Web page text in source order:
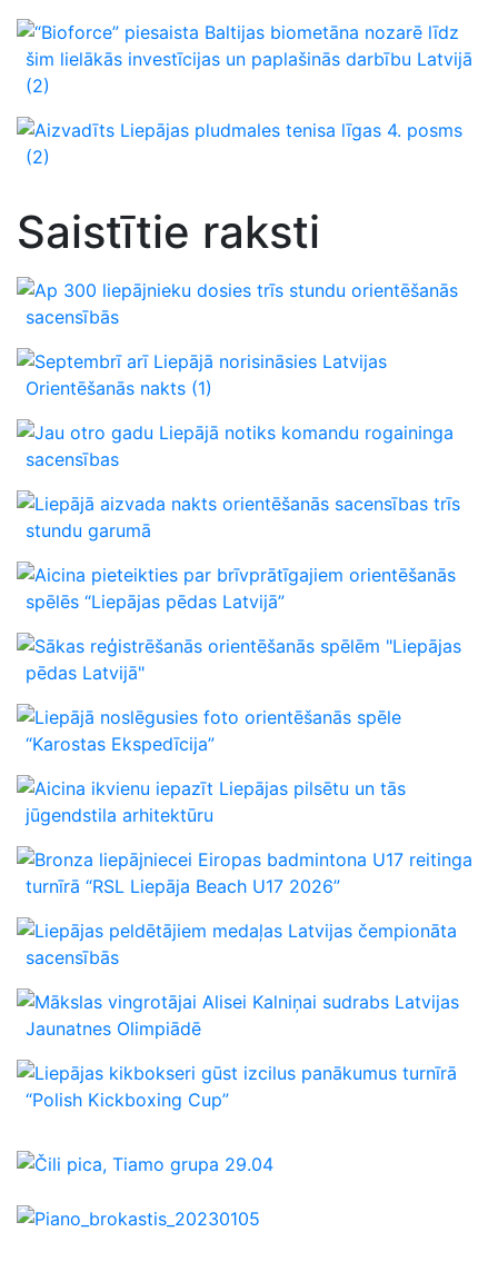
“Bioforce” piesaista Baltijas biometāna nozarē līdz
šim lielākās investīcijas un paplašinās darbību Latvijā
(2)
Aizvadīts Liepājas pludmales tenisa līgas 4. posms
(2)
Saistītie raksti
Ap 300 liepājnieku dosies trīs stundu orientēšanās
sacensībās
Septembrī arī Liepājā norisināsies Latvijas
Orientēšanās nakts (1)
Jau otro gadu Liepājā notiks komandu rogaininga
sacensības
Liepājā aizvada nakts orientēšanās sacensības trīs
stundu garumā
Aicina pieteikties par brīvprātīgajiem orientēšanās
spēlēs “Liepājas pēdas Latvijā”
Sākas reģistrēšanās orientēšanās spēlēm "Liepājas
pēdas Latvijā"
Liepājā noslēgusies foto orientēšanās spēle
“Karostas Ekspedīcija”
Aicina ikvienu iepazīt Liepājas pilsētu un tās
jūgendstila arhitektūru
Bronza liepājniecei Eiropas badmintona U17 reitinga
turnīrā “RSL Liepāja Beach U17 2026”
Liepājas peldētājiem medaļas Latvijas čempionāta
sacensībās
Mākslas vingrotājai Alisei Kalniņai sudrabs Latvijas
Jaunatnes Olimpiādē
Liepājas kikbokseri gūst izcilus panākumus turnīrā
“Polish Kickboxing Cup”